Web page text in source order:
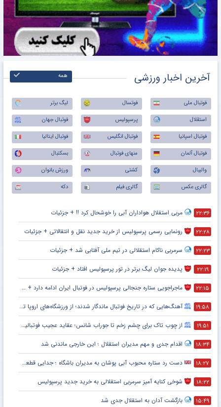
آخرین اخبار ورزشی همه
فوتبال ملی فوتسال
لیگ برتر
استقلال
پرسپولیس
فوتبال جهان
فوتبال اسپانیا
فوتبال انگلیس
فوتبال ایتالیا
فوتبال آلمان
منهای فوتبال
بسکتبال
والیبال
کشتی
ورزش بانوان
گالری عکس
گالری فیلم دکه
۲۲:۳۶ مربی استقلال هواداران آبی را خوشحال کرد !! + جزئیات
۲۲:۲۸ رونمایی رسمی پرسپولیس از خرید جدید نقل و انتقالاتی + جزئیات
۲۲:۲۳ سرمربی ناکام استقلالی در تیم ملی آفتابی شد + جزئیات
۲۲:۱۹ پدیده جوان لیگ برتر در تور پرسپولیس افتاد + جزئیات
۲۲:۱۵ ماجراجویی ستاره جنجالی پرسپولیس در فوتبال ایران ادامه دارد + جزئیات
۱۹:۵۸ آهنگ‌هایی که در تاریخ فوتبال ماندگار شدند؛ از ورزشگاه‌های اروپا تا جام جهانی
۱۹:۵۱ از چوب تاک برای چشم زخم تا جوراب شانس؛ عقاید عجیب فوتبالیست‌ها!
۱۸:۳۴ اقدام جدی و مهم مدیران استقلال ؛ این خارجی ماندنی شد
۱۸:۲۷ دست رد ستاره محبوب آبی پوشان به مدیران باشگاه ؛ جدایی قطعی است !
۱۸:۲۲ شوخی کنایه آمیز سرمربی استقلالی به خرید جدید پرسپولیس
۱۵:۴۹ بازگشت آدان به استقلال جدی شد